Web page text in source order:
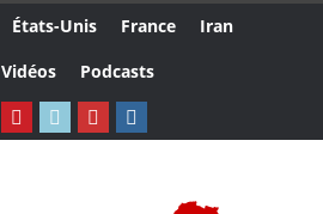
États-Unis France
Iran
Vidéos Podcasts